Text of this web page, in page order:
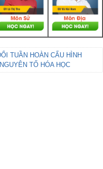
TUẦN HOÀN CẤU HÌNH
TỐ HÓA HỌC